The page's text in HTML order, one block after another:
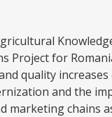
Project for
quality
and the
marketing chains